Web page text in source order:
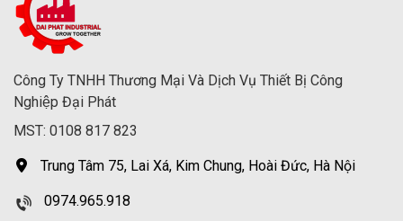
Công Ty TNHH Thương Mại Và Dịch Vụ Thiết Bị Công
Nghiệp Đại Phát
MST: 0108 817 823
Trung Tâm 75, Lai Xá, Kim Chung, Hoài Đức, Hà Nội
0974.965.918